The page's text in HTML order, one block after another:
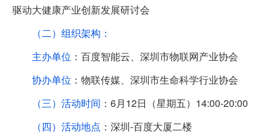
驱动大健康产业创新发展研讨会
（二）组织架构：
主办单位 ：百度智能云、深圳市物联网产业协会
协办单位 ：物联传媒、深圳市生命科学行业协会
（三）活动时间 ：6月12日（星期五）14:00-20:00
（四）活动地点 ：深圳-百度大厦二楼